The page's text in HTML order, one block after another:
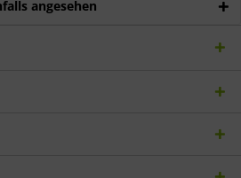
angesehen